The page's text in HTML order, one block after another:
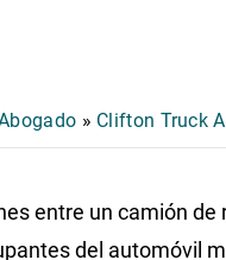
» Clifton Truck
entre un camión
del automóvil